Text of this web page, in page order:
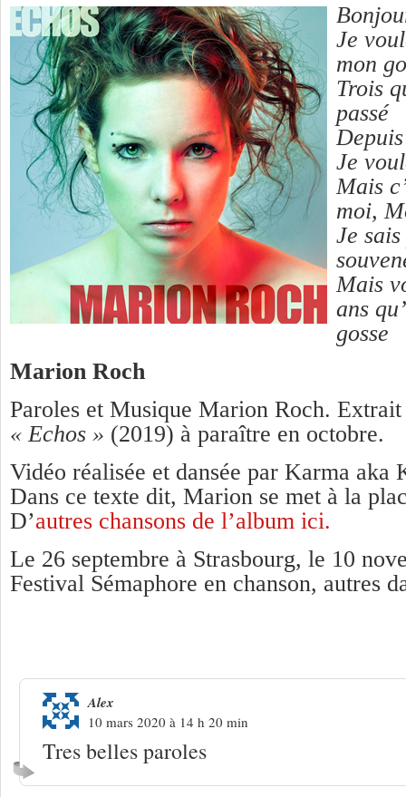
Je
mon
Trois
passé
Je
Mais
moi,
Je
Mais
ans
gosse
Marion Roch
Paroles et Musique Marion Roch. Extrait
« Echos » (2019) à paraître en octobre.
Vidéo réalisée et dansée par Karma aka
Dans ce texte dit, Marion se met à la
D’autres chansons de l’album ici.
Le 26 septembre à Strasbourg, le 10
Festival Sémaphore en chanson, autres
Alex
10 mars 2020 à 14 h 20 min
Tres belles paroles